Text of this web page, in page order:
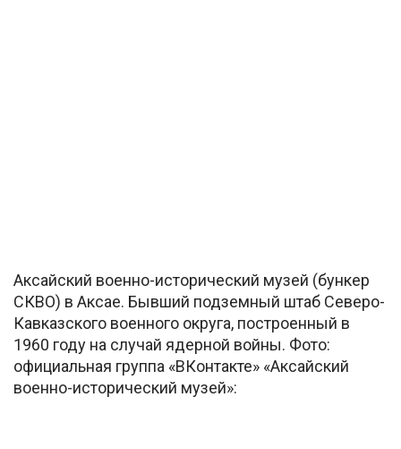
Аксайский военно-исторический музей (бункер
СКВО) в Аксае. Бывший подземный штаб Северо-
Кавказского военного округа, построенный в
1960 году на случай ядерной войны. Фото:
официальная группа «ВКонтакте» «Аксайский
военно-исторический музей»: